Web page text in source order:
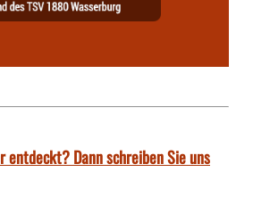
entdeckt? Dann schreiben Sie uns